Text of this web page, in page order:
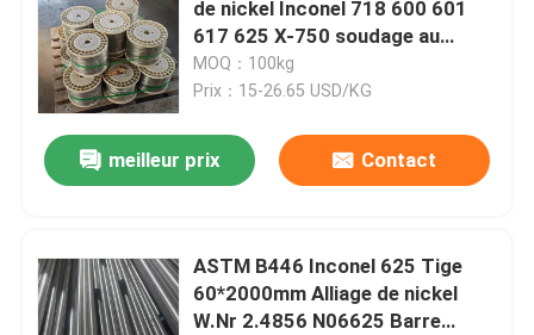
Produits
de nickel Inconel 718 600 601
617 625 X-750 soudage au
ressort fil incoloy
MOQ：100kg
Prix：15-26.65 USD/KG
meilleur prix Contact
ASTM B446 Inconel 625 Tige
60*2000mm Alliage de nickel
W.Nr 2.4856 N06625 Barre